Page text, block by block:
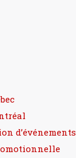
d’événements